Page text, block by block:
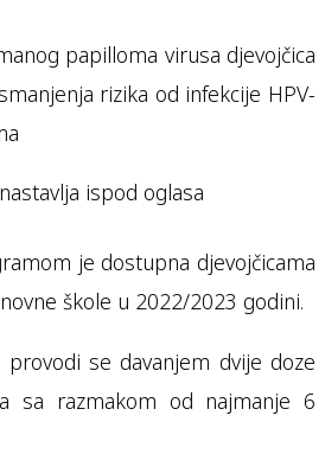
papilloma virusa djevojčica
rizika od infekcije HPV-
ispod oglasa
je dostupna djevojčicama
škole u 2022/2023 godini.
provodi se davanjem dvije doze
sa razmakom od najmanje 6